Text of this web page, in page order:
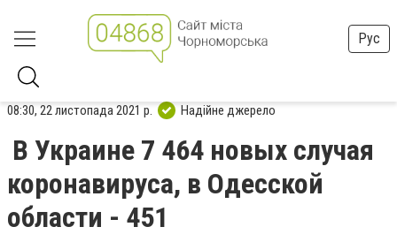
Рус
08:30, 22 листопада 2021 р. Надійне джерело
В Украине 7 464 новых случая
коронавируса, в Одесской
области - 451